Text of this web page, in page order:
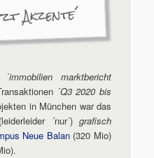
Akzente´
´immobilien marktbericht
´Q3 2020 bis
in München war das
´nur´) grafisch
Neue Balan(320 Mio)